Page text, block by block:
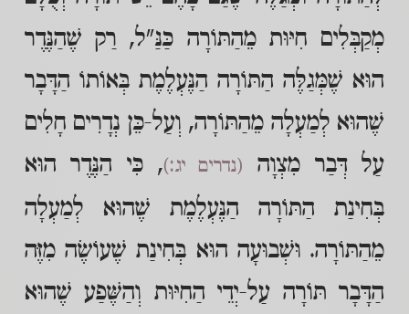
מְקַבְּלִים חִיּוּת מֵהַתּוֹרָה כַּנַּ"ל, רַק שֶׁהַנֶּדֶר
הוּא שֶׁמְּגַלֶּה הַתּוֹרָה הַנֶּעְלֶמֶת בְּאוֹתוֹ הַדָּבָר
שֶׁהוּא לְמַעְלָה מֵהַתּוֹרָה, וְעַל-כֵּן נְדָרִים חָלִים
עַל דְּבַר מִצְוָה
(נדרים יג:), כִּי הַנֶּדֶר הוּא
בְּחִינַת הַתּוֹרָה הַנֶּעְלֶמֶת שֶׁהוּא לְמַעְלָה
מֵהַתּוֹרָה. וּשְׁבוּעָה הוּא בְּחִינַת שֶׁעוֹשֶׂה מִזֶּה
הַדָּבָר תּוֹרָה עַל-יְדֵי הַחִיּוּת וְהַשֶּׁפַע שֶׁהוּא